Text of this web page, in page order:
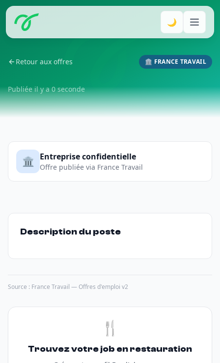
🌙
Retour aux offres 🏛️ FRANCE TRAVAIL
Publiée il y a 0 seconde
🏛️ Entreprise confidentielle
Offre publiée via France Travail
Description du poste
Source : France Travail — Offres d'emploi v2
🍴
Trouvez votre job en restauration